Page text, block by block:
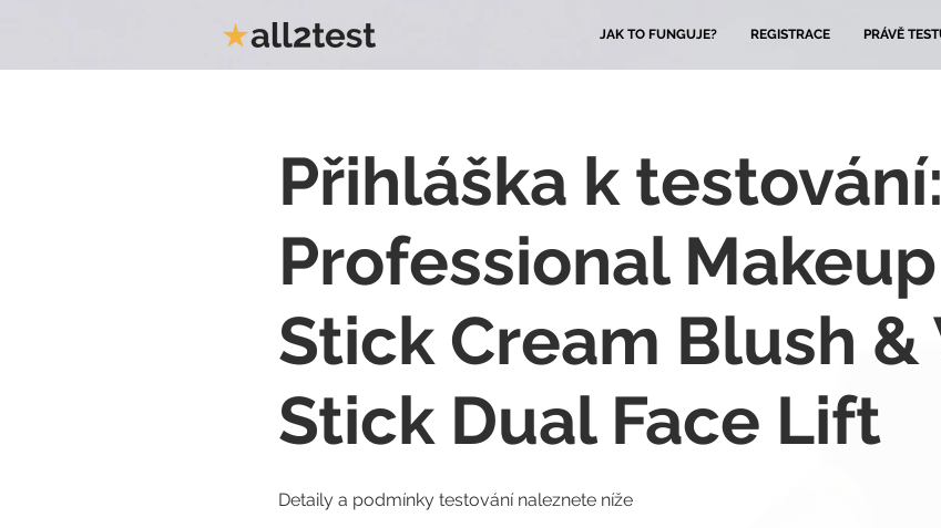
JAK TO FUNGUJE? REGISTRACE PRÁVĚ
Přihláška k
Professional
Stick Cream Blush
Stick Dual Face Lift
Detaily a podmínky testování naleznete níže